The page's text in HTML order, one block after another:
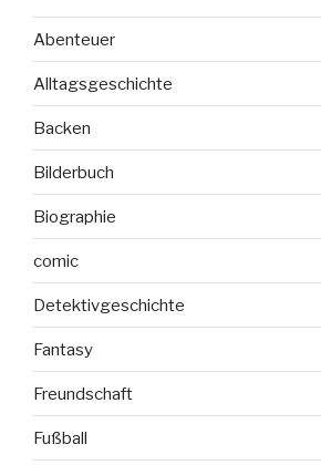
Abenteuer
Alltagsgeschichte
Backen
Bilderbuch
Biographie
comic
Detektivgeschichte
Fantasy
Freundschaft
Fußball